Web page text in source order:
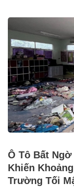
Ô Tô Bất Ngờ
Khiến
Trường Tối